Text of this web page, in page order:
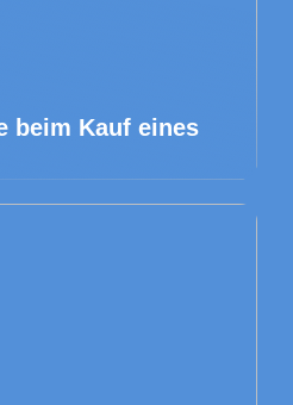
beim Kauf eines